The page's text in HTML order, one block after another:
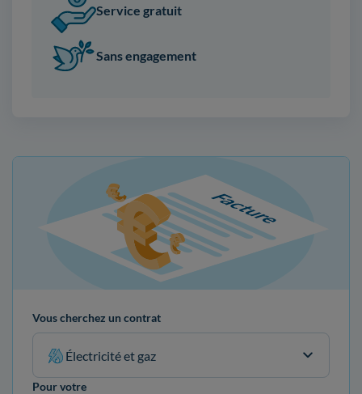
Service gratuit
Sans engagement
Vous cherchez un contrat
Électricité et gaz
Pour votre